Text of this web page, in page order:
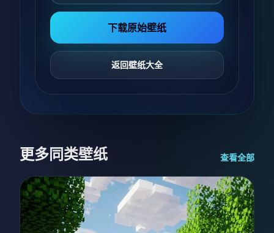
下载原始壁纸
返回壁纸大全
更多同类壁纸 查看全部